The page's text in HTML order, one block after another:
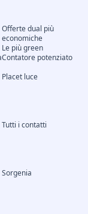
Offerte dual più
economiche
Le più green
Contatore potenziato
Placet luce
Tutti i contatti
Sorgenia